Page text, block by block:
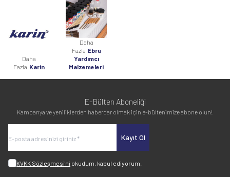
Daha
Fazla Karin
Daha
Fazla Ebru
Yardımcı
Malzemeleri
E-Bülten Aboneliği
Kampanya ve yeniliklerden haberdar olmak için e-bültenimize abone olun!
Kayıt Ol
KVKK Sözleşmesi'ni okudum, kabul ediyorum.